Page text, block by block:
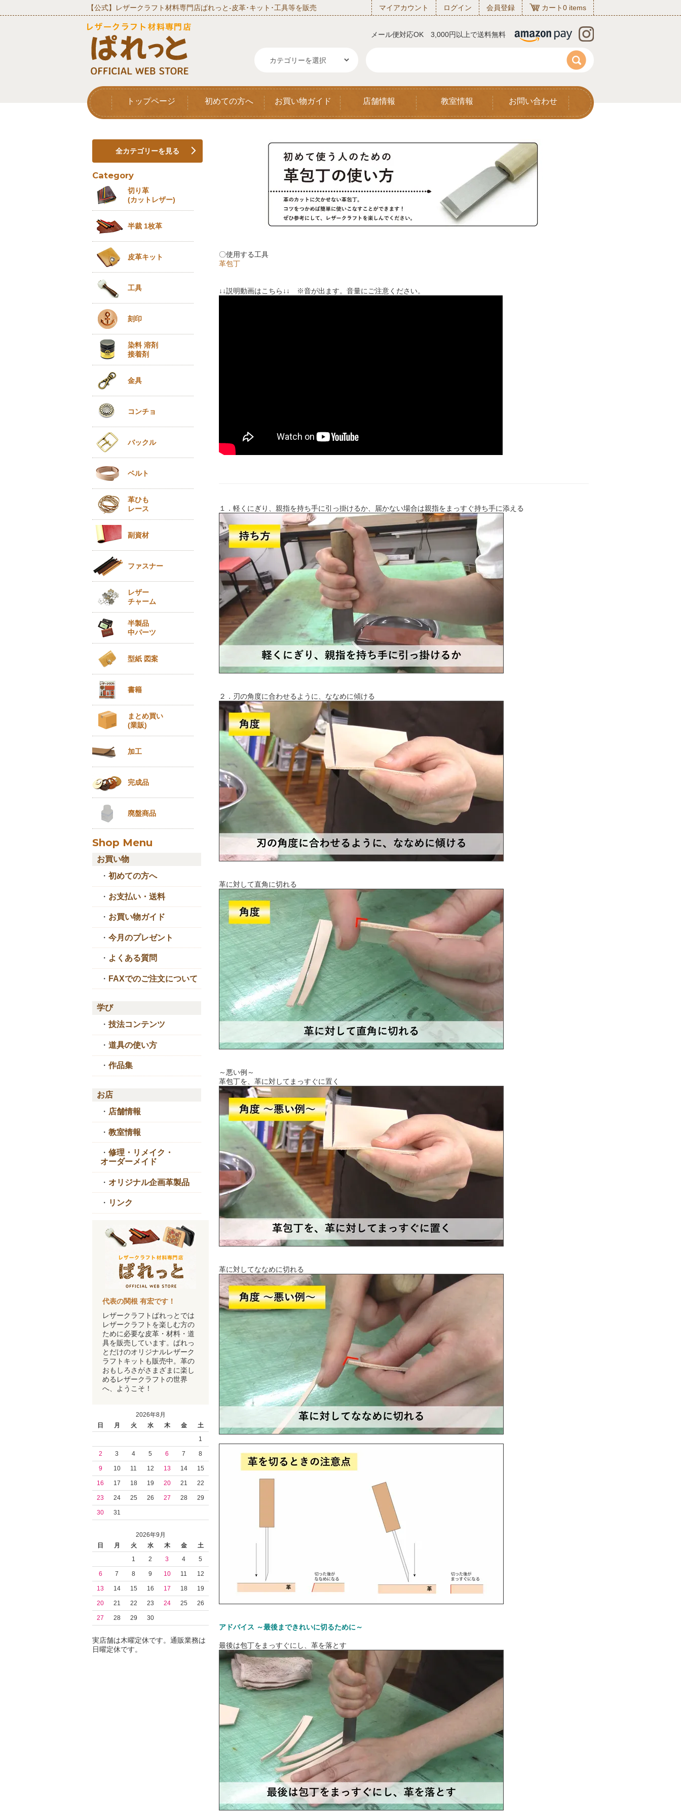
【公式】レザークラフト材料専門店ぱれっと‐皮革･キット･工具等を販売 マイアカウント ログイン 会員登録 カート0 items
メール便対応OK 3,000円以上で送料無料
トップページ 初めての方へ お買い物ガイド 店舗情報 教室情報 お問い合わせ
〇使用する工具
革包丁
↓↓説明動画はこちら↓↓ ※音が出ます。音量にご注意ください。
１．軽くにぎり、親指を持ち手に引っ掛けるか、届かない場合は親指をまっすぐ持ち手に添える
２．刃の角度に合わせるように、ななめに傾ける
革に対して直角に切れる
～悪い例～
革包丁を、革に対してまっすぐに置く
革に対してななめに切れる
アドバイス ～最後まできれいに切るために～
最後は包丁をまっすぐにし、革を落とす
全カテゴリーを見る
Category
切り革
(カットレザー)
半裁 1枚革
皮革キット
工具
刻印
染料 溶剤
接着剤
金具
コンチョ
バックル
ベルト
革ひも
レース
副資材
ファスナー
レザー
チャーム
半製品
中パーツ
型紙 図案
書籍
まとめ買い
(業販)
加工
完成品
廃盤商品
Shop Menu
お買い物
・ 初めての方へ
・ お支払い・送料
・ お買い物ガイド
・ 今月のプレゼント
・ よくある質問
・ FAXでのご注文について
学び
・ 技法コンテンツ
・ 道具の使い方
・ 作品集
お店
・ 店舗情報
・ 教室情報
・ 修理・リメイク・
オーダーメイド
・ オリジナル企画革製品
・ リンク
代表の関根 有宏です！
レザークラフトぱれっとでは
レザークラフトを楽しむ方の
ために必要な皮革・材料・道
具を販売しています。ぱれっ
とだけのオリジナルレザーク
ラフトキットも販売中。革の
おもしろさがさまざまに楽し
めるレザークラフトの世界
へ、ようこそ！
2026年8月
日
月 火 水 木 金
土
1
2 3 4 5 6 7 8
9 10 11 12 13 14 15
16 17 18 19 20 21 22
23 24 25 26 27 28 29
30 31
2026年9月
日
月 火 水 木 金
土
1
2 3 4 5
6 7 8 9 10 11 12
13 14 15 16 17 18 19
20 21 22 23 24 25 26
27 28 29 30
実店舗は木曜定休です。通販業務は
日曜定休です。